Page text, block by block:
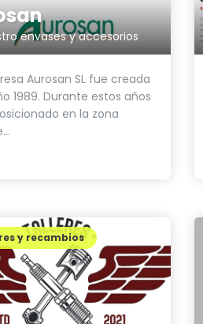
envases y accesorios
Aurosan SL fue creada
1989. Durante estos años
en la zona
y recambios